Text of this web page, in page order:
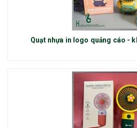
Quạt nhựa in logo quảng cáo -